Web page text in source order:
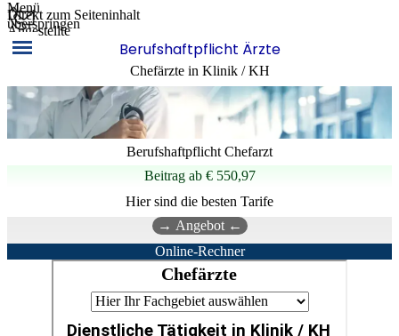
Direkt zum Seiteninhalt
Menü
überspringen
Angestellte
Berufshaftpflicht Ärzte
Chefärzte in Klinik / KH
Berufshaftpflicht Chefarzt
Beitragab € 550,97
Hier sind die besten Tarife
→ Angebot ←
Online-Rechner